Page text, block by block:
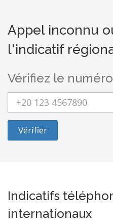
Appel inconnu
l'indicatif
Vérifiez le
Vérifier
Indicatifs
internationaux